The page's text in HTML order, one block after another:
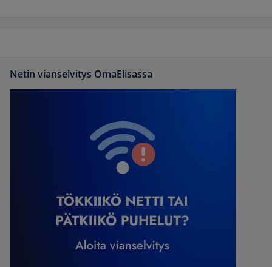
Netin vianselvitys OmaElisassa